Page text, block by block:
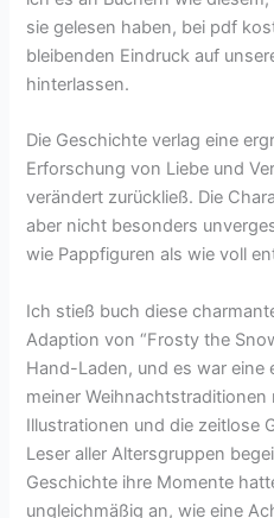
sie gelesen haben, bei pdf
bleibenden Eindruck auf
hinterlassen.
Die Geschichte verlag eine
Erforschung von Liebe und
verändert zurückließ. Die
aber nicht besonders
wie Pappfiguren als wie voll
Ich stieß buch diese
Adaption von “Frosty the
Hand-Laden, und es war eine
meiner
Illustrationen und die zeitlose
Leser aller Altersgruppen
Geschichte ihre Momente
ungleichmäßig an, wie eine